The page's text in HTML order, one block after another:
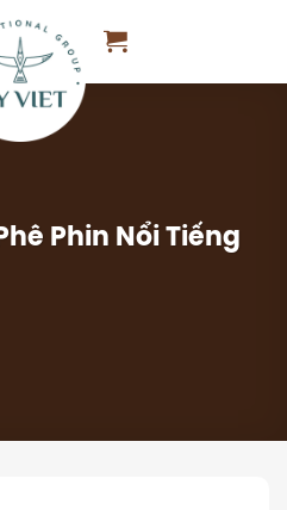
Phin Nổi Tiếng